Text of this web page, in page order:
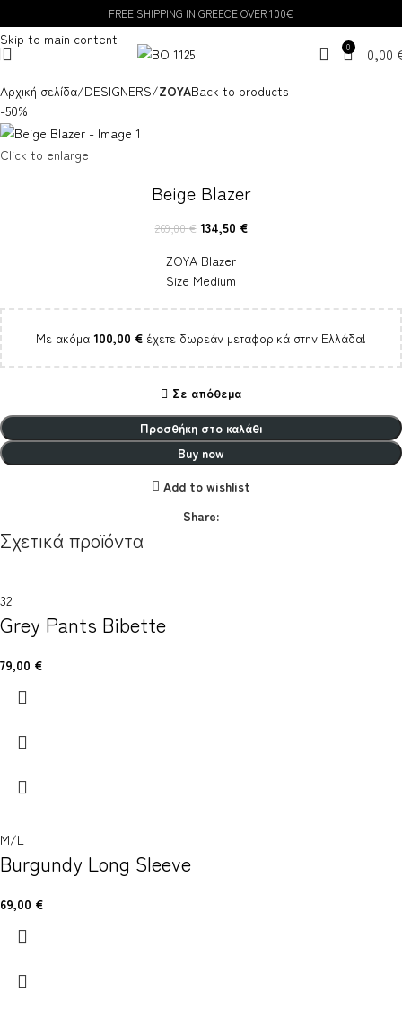
Skip to main content
FREE SHIPPING IN GREECE OVER 100€
0 0,00
Αρχική σελίδα DESIGNERS ZOYABack to products
-50%
Click to enlarge
Beige Blazer
269,00€ 134,50 €
ZOYA Blazer
Size Medium
Με ακόμα 100,00 € έχετε δωρεάν μεταφορικά στην Ελλάδα!
Σε απόθεμα
Προσθήκη στο καλάθι
Buy now
Add to wishlist
Share:
Σχετικά προϊόντα
32
Grey Pants Bibette
79,00 €
M/L
Burgundy Long Sleeve
69,00 €